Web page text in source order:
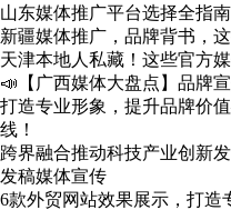
山东媒体推广平台选择全指南
新疆媒体推广，品牌背书，
天津本地人私藏！这些官方
📣【广西媒体大盘点】品牌
打造专业形象，提升品牌价
线！
跨界融合推动科技产业创新
发稿媒体宣传
6款外贸网站效果展示，打造